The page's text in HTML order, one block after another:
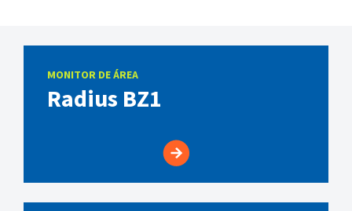
MONITOR DE ÁREA
Radius BZ1